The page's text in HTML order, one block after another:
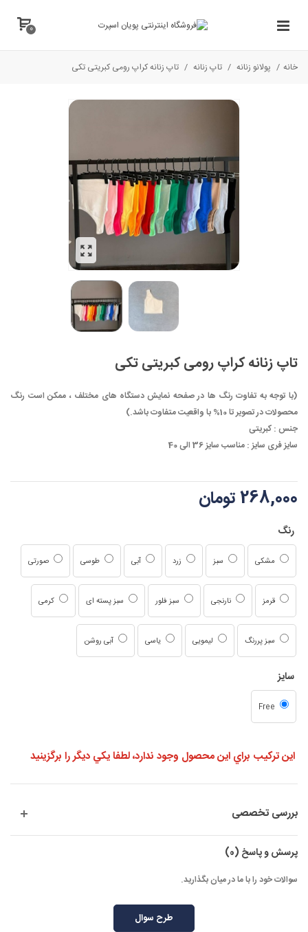
0
خانه / پولانو زنانه / تاپ زنانه / تاپ زنانه کراپ رومی کبریتی تکی
تاپ زنانه کراپ رومی کبریتی تکی
(با توجه به تفاوت رنگ ها در صفحه نمایش دستگاه های مختلف ، ممکن است رنگ
محصولات در تصویر تا 10% با واقعیت متفاوت باشد.)
جنس : کبریتی
سایز فری سایز : مناسب سایز 36 الی 40
268,000 تومان
رنگ
مشکی سبز زرد آبی طوسی صورتی
قرمز نارنجی سبز فلور سبز پسته ای کرمی
سبز پررنگ لیمویی یاسی آبی روشن
سایز
Free
اين تركيب براي اين محصول وجود ندارد، لطفا يكي ديگر را برگزينيد
بررسی تخصصی
پرسش و پاسخ (0)
سوالات خود را با ما در میان بگذارید.
طرح سوال